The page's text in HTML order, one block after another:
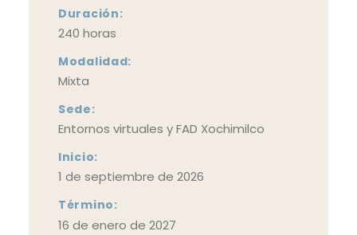
Duración:
240 horas
Modalidad:
Mixta
Sede:
Entornos virtuales y FAD Xochimilco
Inicio:
1 de septiembre de 2026
Término:
16 de enero de 2027